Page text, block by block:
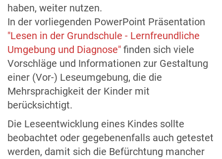
haben, weiter nutzen.
In der vorliegenden PowerPoint Präsentation
"Lesen in der Grundschule - Lernfreundliche
Umgebung und Diagnose" finden sich viele
Vorschläge und Informationen zur Gestaltung
einer (Vor-) Leseumgebung, die die
Mehrsprachigkeit der Kinder mit
berücksichtigt.
Die Leseentwicklung eines Kindes sollte
beobachtet oder gegebenenfalls auch getestet
werden, damit sich die Befürchtung mancher